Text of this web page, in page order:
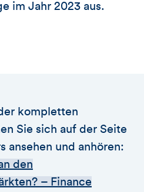
im Jahr 2023 aus.
kompletten
Sie sich auf der Seite
ansehen und anhören:
den
– Finance